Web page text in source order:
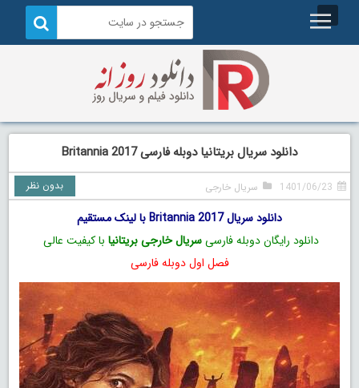
دانلود سریال بریتانیا دوبله فارسی Britannia 2017
1401/06/23 سریال خارجی بدون نظر
دانلود سریال Britannia 2017 با لینک مستقیم
دانلود رایگان دوبله فارسیسریال خارجی بریتانیا با کیفیت عالی
فصل اول دوبله فارسی